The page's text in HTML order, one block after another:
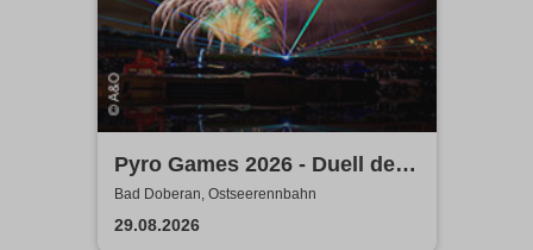
Pyro Games 2026 - Duell der
Feuerwerker
Bad Doberan, Ostseerennbahn
29.08.2026